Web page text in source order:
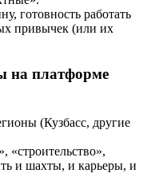
готовность работать
привычек (или их
на платформе
(Кузбасс, другие
«строительство»,
и шахты, и карьеры, и